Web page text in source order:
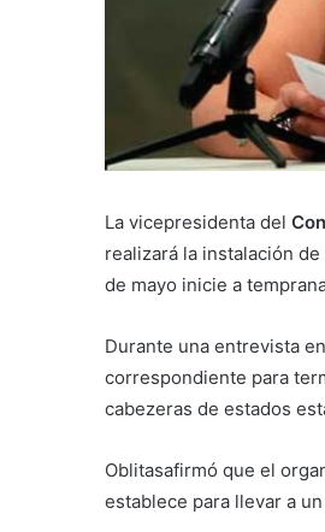
La vicepresidenta del
realizará la instalación
de mayo inicie a
Durante una entrevista
correspondiente para
cabezeras de estados
Oblitasafirmó que el
establece para llevar a